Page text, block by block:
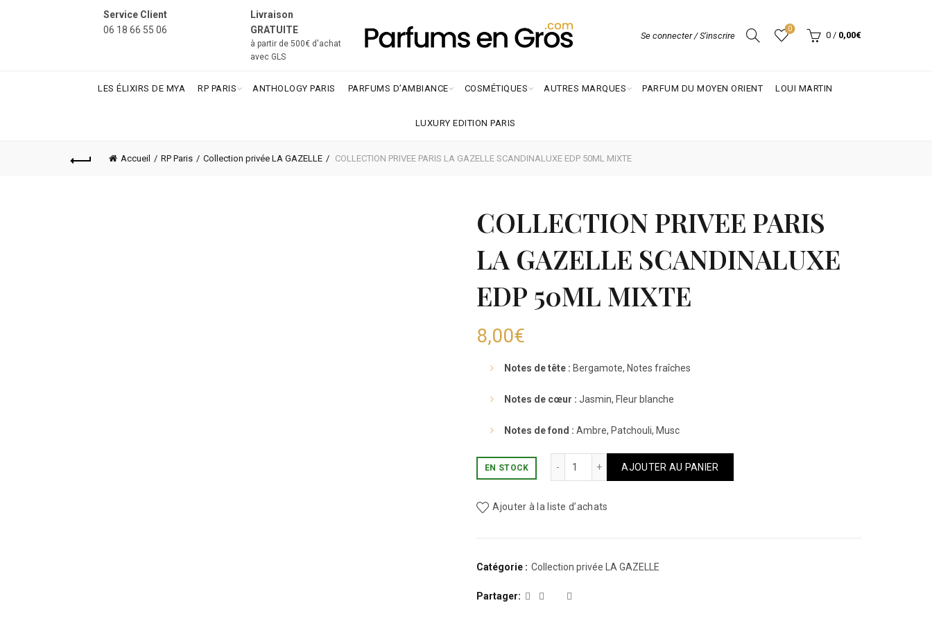
Service Client
06 18 66 55 06
Livraison
GRATUITE
à partir de 500€ d'achat
avec GLS
Se connecter / S'inscrire
0
0 / 0,00€
LES ÉLIXIRS DE MYA RP PARIS ANTHOLOGY PARIS PARFUMS D’AMBIANCE COSMÉTIQUES AUTRES MARQUES PARFUM DU MOYEN ORIENT LOUI MARTIN
LUXURY EDITION PARIS
Accueil RP Paris Collection privée LA GAZELLE COLLECTION PRIVEE PARIS LA GAZELLE SCANDINALUXE EDP 50ML MIXTE
COLLECTION PRIVEE PARIS
LA GAZELLE SCANDINALUXE
EDP 50ML MIXTE
8,00€
Notes de tête : Bergamote, Notes fraîches
Notes de cœur : Jasmin, Fleur blanche
Notes de fond : Ambre, Patchouli, Musc
EN STOCK AJOUTER AU PANIER
Ajouter à la liste d’achats
Catégorie : Collection privée LA GAZELLE
Partager